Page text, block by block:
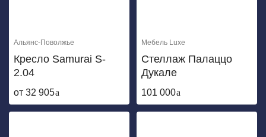
Альянс-Поволжье
Кресло Samurai S-
2.04
от 32 905
Мебель Luxe
Стеллаж Палаццо
Дукале
101 000